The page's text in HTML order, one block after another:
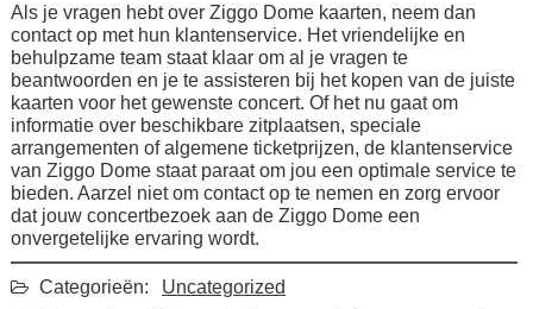
Als je vragen hebt over Ziggo Dome kaarten, neem dan
contact op met hun klantenservice. Het vriendelijke en
behulpzame team staat klaar om al je vragen te
beantwoorden en je te assisteren bij het kopen van de juiste
kaarten voor het gewenste concert. Of het nu gaat om
informatie over beschikbare zitplaatsen, speciale
arrangementen of algemene ticketprijzen, de klantenservice
van Ziggo Dome staat paraat om jou een optimale service te
bieden. Aarzel niet om contact op te nemen en zorg ervoor
dat jouw concertbezoek aan de Ziggo Dome een
onvergetelijke ervaring wordt.
Categorieën:
Uncategorized